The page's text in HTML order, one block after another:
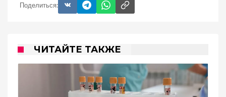
Поделиться:
ЧИТАЙТЕ ТАКЖЕ